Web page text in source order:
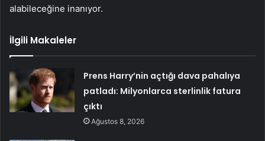
alabileceğine inanıyor.
İlgili Makaleler
Prens Harry’nin açtığı dava pahalıya
patladı: Milyonlarca sterlinlik fatura
çıktı
Ağustos 8, 2026